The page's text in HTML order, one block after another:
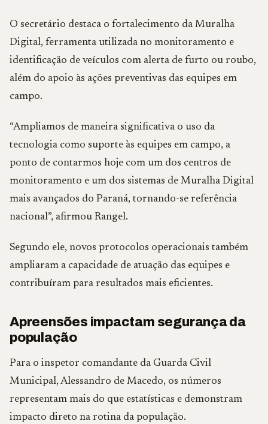
O secretário destaca o fortalecimento da Muralha
Digital, ferramenta utilizada no monitoramento e
identificação de veículos com alerta de furto ou roubo,
além do apoio às ações preventivas das equipes em
campo.
“Ampliamos de maneira significativa o uso da
tecnologia como suporte às equipes em campo, a
ponto de contarmos hoje com um dos centros de
monitoramento e um dos sistemas de Muralha Digital
mais avançados do Paraná, tornando-se referência
nacional”, afirmou Rangel.
Segundo ele, novos protocolos operacionais também
ampliaram a capacidade de atuação das equipes e
contribuíram para resultados mais eficientes.
Apreensões impactam segurança da
população
Para o inspetor comandante da Guarda Civil
Municipal, Alessandro de Macedo, os números
representam mais do que estatísticas e demonstram
impacto direto na rotina da população.